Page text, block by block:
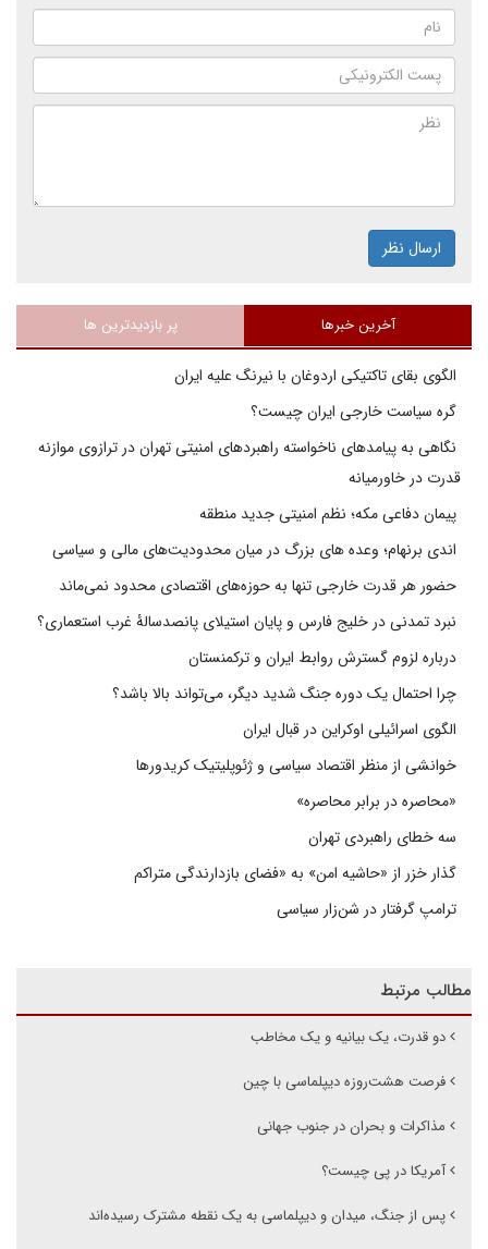
ارسال نظر
آخرین خبرها پر بازدیدترین ها
الگوی بقای تاکتیکی اردوغان با نیرنگ علیه ایران
گره سیاست خارجی ایران چیست؟
نگاهی به پیامدهای ناخواسته راهبردهای امنیتی تهران در ترازوی موازنه
قدرت در خاورمیانه
پیمان دفاعی مکه؛ نظم امنیتی جدید منطقه
اندی برنهام؛ وعده های بزرگ در میان محدودیت‌های مالی و سیاسی
حضور هر قدرت خارجی تنها به حوزه‌های اقتصادی محدود نمی‌ماند
نبرد تمدنی در خلیج فارس و پایان استیلای پانصدسالۀ غرب استعماری؟
درباره لزوم گسترش روابط ایران و ترکمنستان
چرا احتمال یک دوره جنگ شدید دیگر، می‌تواند بالا باشد؟
الگوی اسرائیلی اوکراین در قبال ایران
خوانشی از منظر اقتصاد سیاسی و ژئوپلیتیک کریدورها
«محاصره در برابر محاصره»
سه خطای راهبردی تهران
گذار خزر از «حاشیه امن» به «فضای بازدارندگی متراکم
ترامپ گرفتار در شن‌زار سیاسی
مطالب مرتبط
دو قدرت، یک بیانیه و یک مخاطب
فرصت هشت‌روزه دیپلماسی با چین
مذاکرات و بحران در جنوب جهانی
آمریکا در پی چیست؟
پس از جنگ، میدان و دیپلماسی به یک نقطه مشترک رسیده‌اند